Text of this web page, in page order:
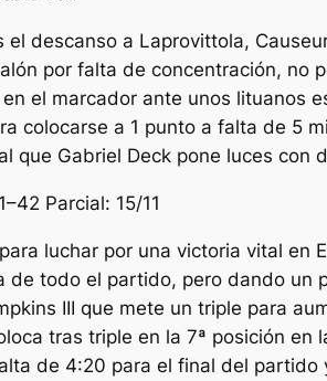
el descanso a Laprovittola,
por falta de concentración, no
el marcador ante unos lituanos
colocarse a 1 punto a falta de 5
que Gabriel Deck pone luces con
Parcial: 15/11
luchar por una victoria vital en
de todo el partido, pero dando un
III que mete un triple para
tras triple en la 7ª posición
de 4:20 para el final del